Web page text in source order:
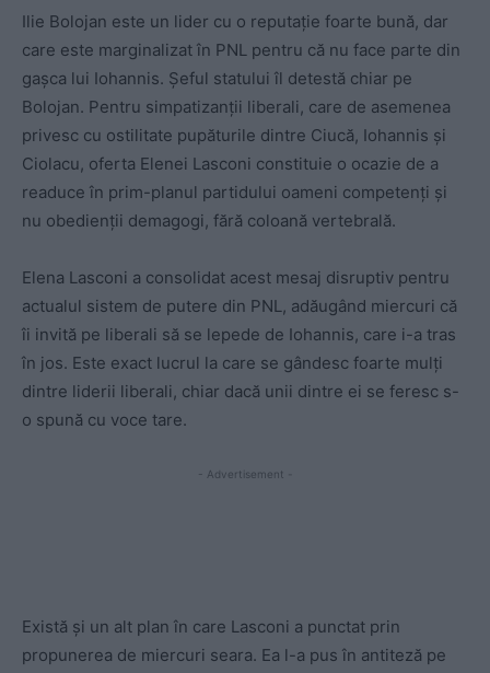
Ilie Bolojan este un lider cu o reputație foarte bună, dar
care este marginalizat în PNL pentru că nu face parte din
gașca lui Iohannis. Șeful statului îl detestă chiar pe
Bolojan. Pentru simpatizanții liberali, care de asemenea
privesc cu ostilitate pupăturile dintre Ciucă, Iohannis și
Ciolacu, oferta Elenei Lasconi constituie o ocazie de a
readuce în prim-planul partidului oameni competenți și
nu obedienții demagogi, fără coloană vertebrală.
Elena Lasconi a consolidat acest mesaj disruptiv pentru
actualul sistem de putere din PNL, adăugând miercuri că
îi invită pe liberali să se lepede de Iohannis, care i-a tras
în jos. Este exact lucrul la care se gândesc foarte mulți
dintre liderii liberali, chiar dacă unii dintre ei se feresc s-
o spună cu voce tare.
- Advertisement -
Există și un alt plan în care Lasconi a punctat prin
propunerea de miercuri seara. Ea l-a pus în antiteză pe